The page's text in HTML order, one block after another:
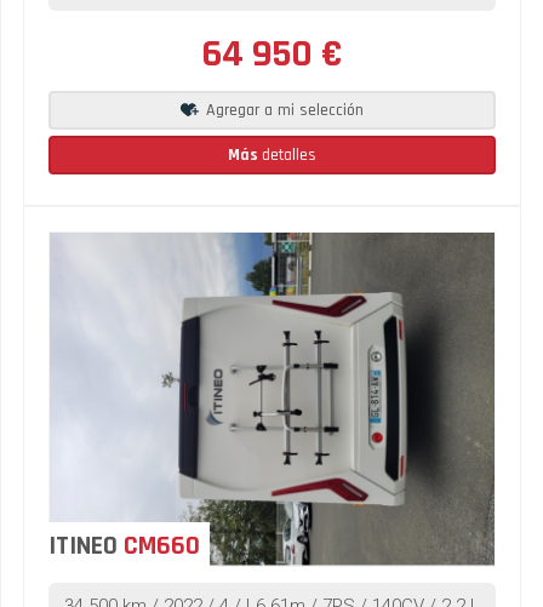
64 950 €
Agregar a mi selección
Más detalles
ITINEO CM660